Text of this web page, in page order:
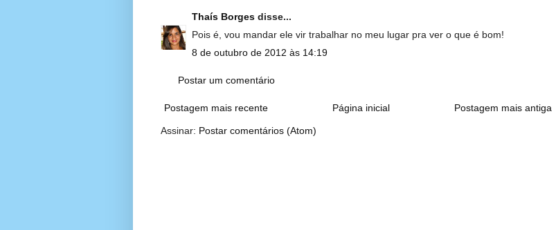
Thaís Borges disse...
Pois é, vou mandar ele vir trabalhar no meu lugar pra ver o que é bom!
8 de outubro de 2012 às 14:19
Postar um comentário
Postagem mais recente Postagem mais antiga
Página inicial
Assinar: Postar comentários (Atom)